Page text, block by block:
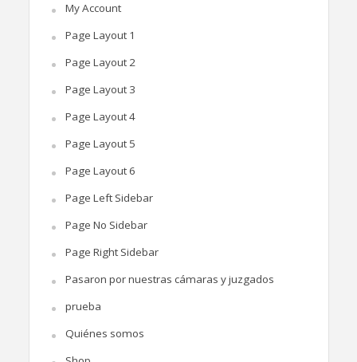
My Account
Page Layout 1
Page Layout 2
Page Layout 3
Page Layout 4
Page Layout 5
Page Layout 6
Page Left Sidebar
Page No Sidebar
Page Right Sidebar
Pasaron por nuestras cámaras y juzgados
prueba
Quiénes somos